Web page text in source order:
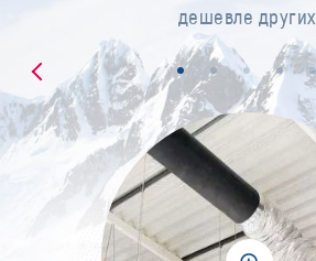
дешевле других